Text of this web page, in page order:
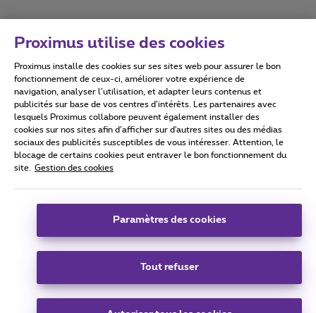
Conditions d'utilisation Accessibility statement
Tous droits réservés. © 2026 Proximus
Conditions générales, info consommateur
Coordonnées de l’entreprise
Boulevard du Roi Albert II 27 - B-1030 Bruxelles.
Carrier & Wholesale Solutions
Proximus utilise des cookies
Proximus installe des cookies sur ses sites web pour assurer le bon
fonctionnement de ceux-ci, améliorer votre expérience de
navigation, analyser l’utilisation, et adapter leurs contenus et
publicités sur base de vos centres d’intérêts. Les partenaires avec
lesquels Proximus collabore peuvent également installer des
cookies sur nos sites afin d’afficher sur d'autres sites ou des médias
sociaux des publicités susceptibles de vous intéresser. Attention, le
blocage de certains cookies peut entraver le bon fonctionnement du
site.
Gestion des cookies
Paramètres des cookies
Tout refuser